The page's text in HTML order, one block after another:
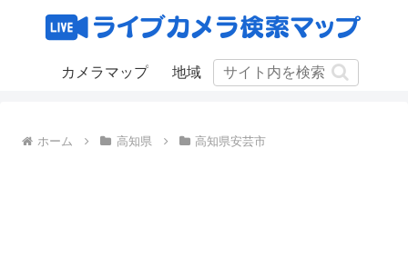
カメラマップ 地域
ホーム 高知県 高知県安芸市